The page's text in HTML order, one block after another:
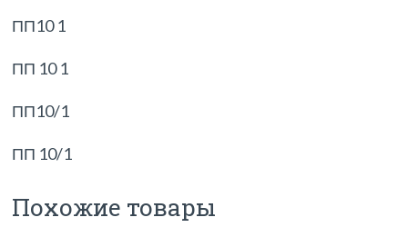
ПП10 1
ПП 10 1
ПП10/1
ПП 10/1
Похожие товары